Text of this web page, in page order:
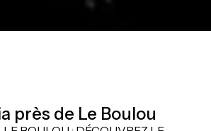
près de Le Boulou